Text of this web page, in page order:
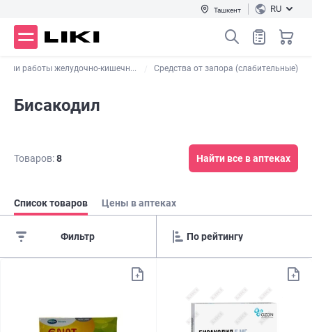
Ташкент RU
работы желудочно-кишечн... Средства от запора (слабительные)
Бисакодил
Товаров:8 Найти все в аптеках
Список товаров Цены в аптеках
Фильтр